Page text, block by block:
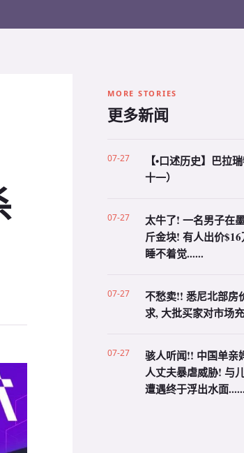
MORE STORIES
更多新闻
07-27
【•口述历史】巴拉
十一）
07-27
太牛了! 一名男子在
斤金块! 有人出价
睡不着觉......
07-27
不愁卖!! 悉尼北部房
求, 大批买家对市场
07-27
骇人听闻!! 中国单亲
人丈夫暴虐威胁! 与
遭遇终于浮出水面......